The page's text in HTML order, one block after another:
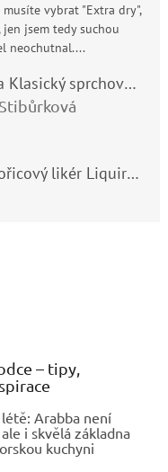
vybrat "Extra dry",
jsem tedy suchou
neochutnal....
Felce Azzurra Klasický sprchový gel - doccia gel 400ml
je 5 z 5 hvězdiček.
Paolazzi Lékořicový likér Liquirizia 24% 0,7L
je 5 z 5 hvězdiček.
– tipy,
Arabba není
i skvělá základna
kuchyni